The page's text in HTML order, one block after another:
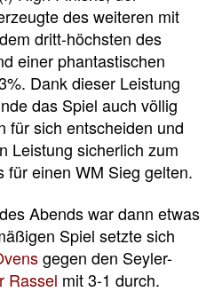
des weiteren mit
dritt-höchsten des
einer phantastischen
Dank dieser Leistung
das Spiel auch völlig
für sich entscheiden und
Leistung sicherlich zum
für einen WM Sieg gelten.
Abends war dann etwas
Spiel setzte sich
gegen den Seyler-
Rassel mit 3-1 durch.